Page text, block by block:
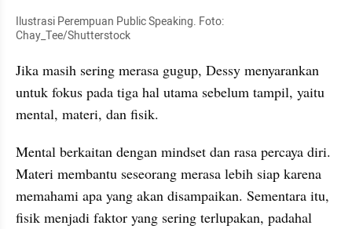
Ilustrasi Perempuan Public Speaking. Foto:
Chay_Tee/Shutterstock
Jika masih sering merasa gugup, Dessy menyarankan
untuk fokus pada tiga hal utama sebelum tampil, yaitu
mental, materi, dan fisik.
Mental berkaitan dengan mindset dan rasa percaya diri.
Materi membantu seseorang merasa lebih siap karena
memahami apa yang akan disampaikan. Sementara itu,
fisik menjadi faktor yang sering terlupakan, padahal